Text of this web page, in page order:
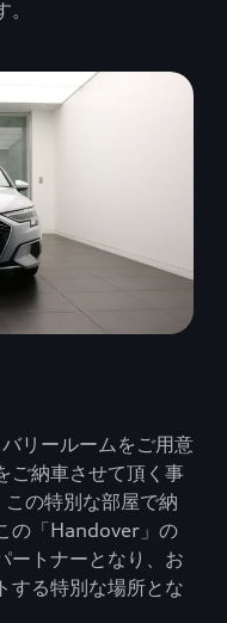
リールームをご用意
ご納車させて頂く事
の特別な部屋で納
の「Handover」の
ートナーとなり、お
する特別な場所とな